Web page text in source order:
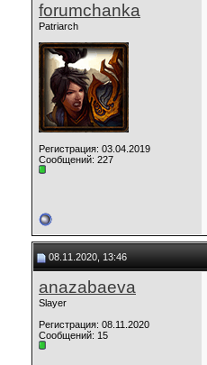
forumchanka
Patriarch
Регистрация: 03.04.2019
Сообщений: 227
08.11.2020, 13:46
anazabaeva
Slayer
Регистрация: 08.11.2020
Сообщений: 15